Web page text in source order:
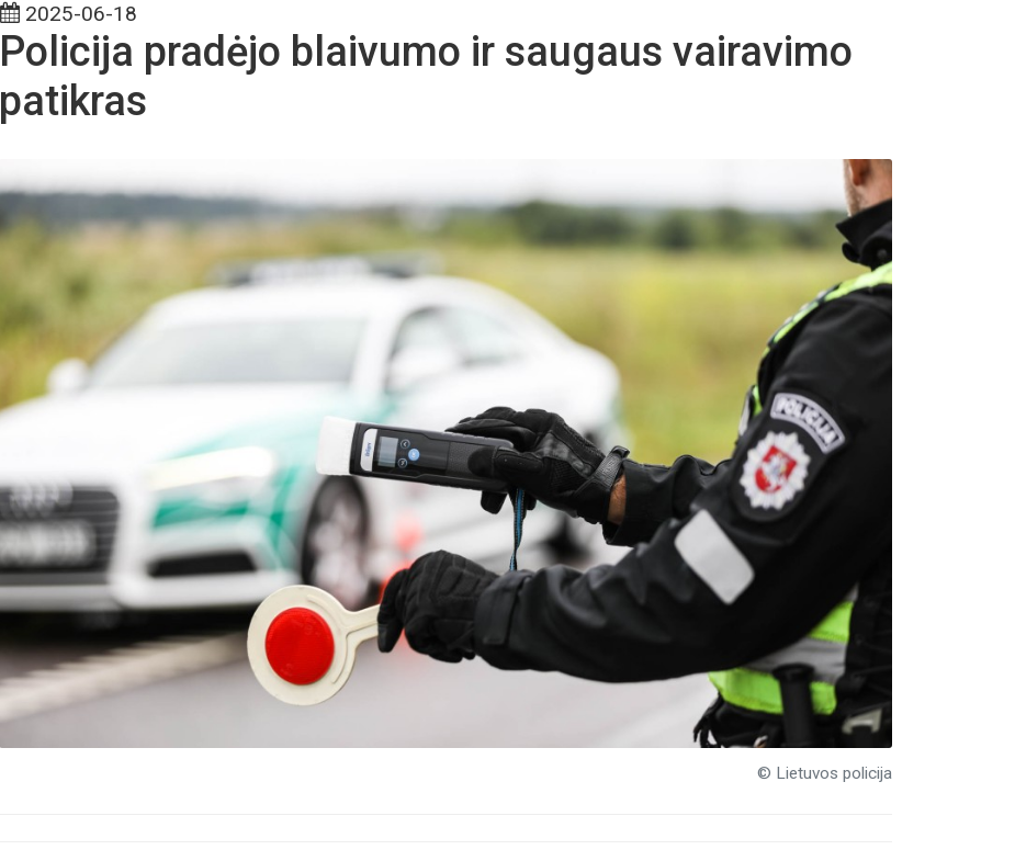
2025-06-18
Policija pradėjo blaivumo ir saugaus vairavimo
patikras
© Lietuvos policija